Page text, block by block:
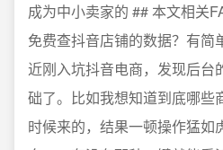
成为中小卖家的 ## 本文相关
免费查抖音店铺的数据？有简
近刚入坑抖音电商，发现后台
础了。比如我想知道到底哪些
时候来的，结果一顿操作猛如